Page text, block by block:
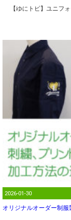
【ゆにトピ】ユニフ
2026-01-30
オリジナルオーダー制